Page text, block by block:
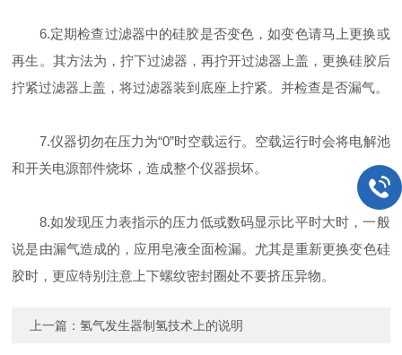
6.定期检查过滤器中的硅胶是否变色，如变色请马上更换或
再生。其方法为，拧下过滤器，再拧开过滤器上盖，更换硅胶后
拧紧过滤器上盖，将过滤器装到底座上拧紧。并检查是否漏气。
7.仪器切勿在压力为“0”时空载运行。空载运行时会将电解池
和开关电源部件烧坏，造成整个仪器损坏。
8.如发现压力表指示的压力低或数码显示比平时大时，一般
说是由漏气造成的，应用皂液全面检漏。尤其是重新更换变色硅
胶时，更应特别注意上下螺纹密封圈处不要挤压异物。
上一篇：氢气发生器制氢技术上的说明